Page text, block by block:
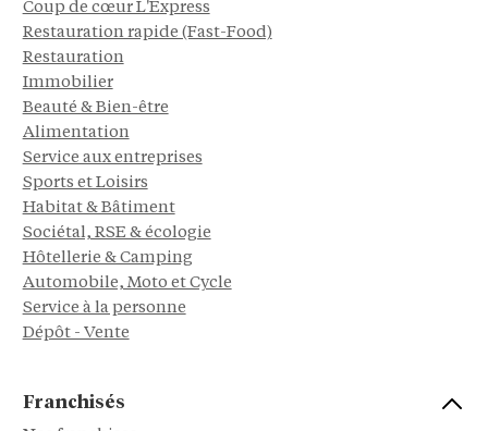
Coup de cœur L'Express
Restauration rapide (Fast-Food)
Restauration
Immobilier
Beauté & Bien-être
Alimentation
Service aux entreprises
Sports et Loisirs
Habitat & Bâtiment
Sociétal, RSE & écologie
Hôtellerie & Camping
Automobile, Moto et Cycle
Service à la personne
Dépôt - Vente
Franchisés